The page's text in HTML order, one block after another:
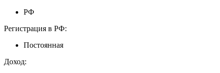
РФ
Регистрация в РФ:
Постоянная
Доход: